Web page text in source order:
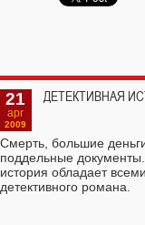
21
apr
2009
ДЕТЕКТИВНАЯ
Смерть, большие
поддельные
история обладает
детективного романа.